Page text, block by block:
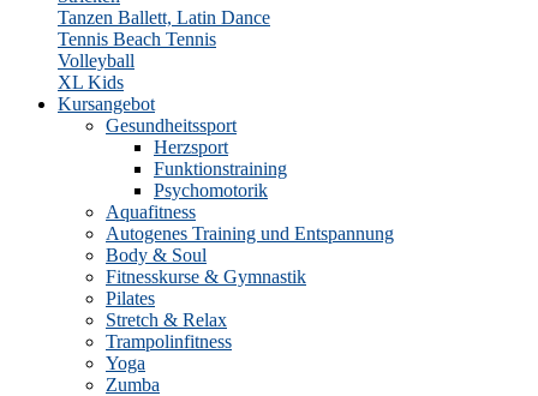
Tanzen Ballett, Latin Dance
Tennis Beach Tennis
Volleyball
XL Kids
Kursangebot
Gesundheitssport
Herzsport
Funktionstraining
Psychomotorik
Aquafitness
Autogenes Training und Entspannung
Body & Soul
Fitnesskurse & Gymnastik
Pilates
Stretch & Relax
Trampolinfitness
Yoga
Zumba